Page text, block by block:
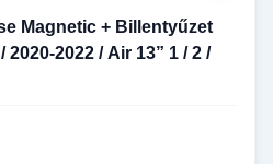
Magnetic + Billentyűzet
2020-2022 / Air 13” 1 / 2 /